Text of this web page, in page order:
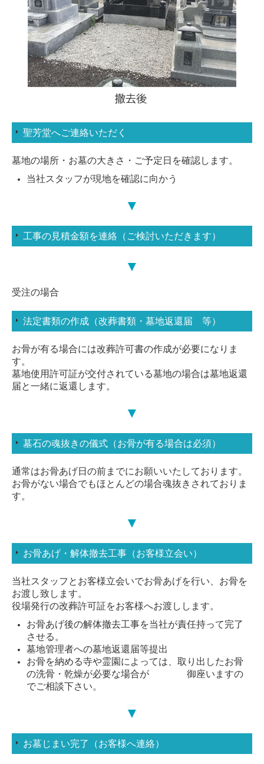
聖芳堂へご連絡いただく
墓地の場所・お墓の大きさ・ご予定日を確認します。
当社スタッフが現地を確認に向かう
▼
工事の見積金額を連絡（ご検討いただきます）
▼
受注の場合
法定書類の作成（改葬書類・墓地返還届 等）
お骨が有る場合には改葬許可書の作成が必要になりま
す。
墓地使用許可証が交付されている墓地の場合は墓地返還
届と一緒に返還します。
▼
墓石の魂抜きの儀式（お骨が有る場合は必須）
通常はお骨あげ日の前までにお願いいたしております。
お骨がない場合でもほとんどの場合魂抜きされておりま
す。
▼
お骨あげ・解体撤去工事（お客様立会い）
当社スタッフとお客様立会いでお骨あげを行い、お骨を
お渡し致します。
役場発行の改葬許可証をお客様へお渡しします。
お骨あげ後の解体撤去工事を当社が責任持って完了
させる。
墓地管理者への墓地返還届等提出
お骨を納める寺や霊園によっては、取り出したお骨
の洗骨・乾燥が必要な場合が 御座いますの
でご相談下さい。
▼
お墓じまい完了（お客様へ連絡）